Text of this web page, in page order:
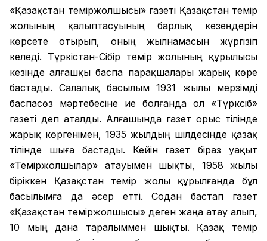
«Қазақстан теміржолшысы» газеті Қазақстан темір
жолының қалыптасуының барлық кезеңдерін
көрсете отырып, оның жылнамасын жүргізіп
келеді. Түркістан-Сібір темір жолының құрылысы
кезінде алғашқы баспа парақшалары жарық көре
бастады. Салалық басылым 1931 жылы мерзімді
баспасөз мәртебесіне ие болғанда ол «Түрксіб»
газеті деп аталды. Алғашында газет орыс тілінде
жарық көргенімен, 1935 жылдың шілдесінде қазақ
тілінде шыға бастады. Кейін газет біраз уақыт
«Теміржолшылар» атауымен шықты, 1958 жылы
біріккен Қазақстан темір жолы құрылғанда бұл
басылымға да әсер етті. Содан бастап газет
«Қазақстан теміржолшысы» деген жаңа атау алып,
10 мың дана таралыммен шықты. Қазақ темір